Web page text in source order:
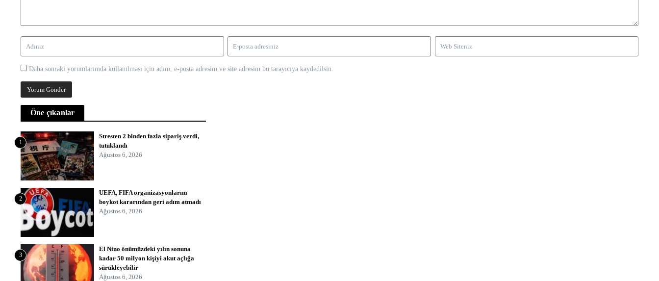
Daha sonraki yorumlarımda kullanılması için adım, e-posta adresim ve site adresim bu tarayıcıya kaydedilsin.
Öne çıkanlar
1
Stresten 2 binden fazla sipariş verdi,
tutuklandı
Ağustos 6, 2026
2
UEFA, FIFA organizasyonlarını
boykot kararından geri adım atmadı
Ağustos 6, 2026
3
El Nino önümüzdeki yılın sonuna
kadar 50 milyon kişiyi akut açlığa
sürükleyebilir
Ağustos 6, 2026